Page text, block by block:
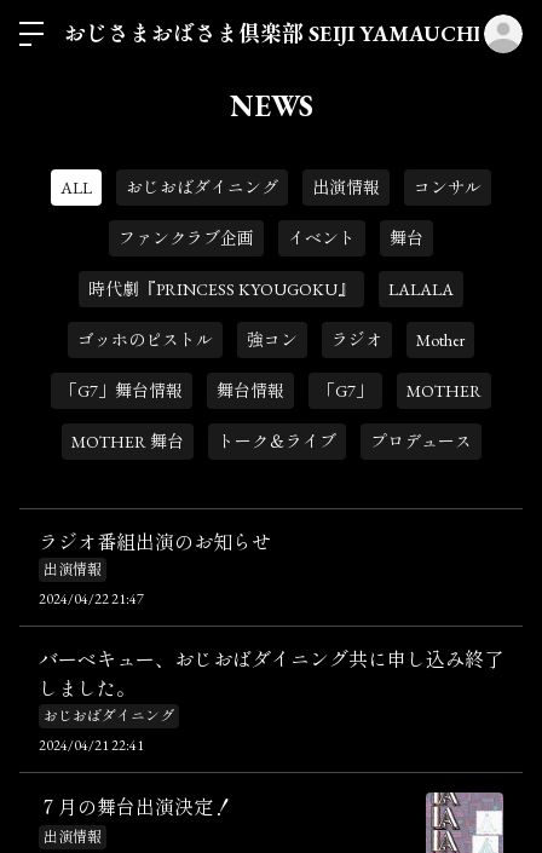
おじさまおばさま倶楽部 SEIJI YAMAUCHI
NEWS
ALL おじおばダイニング 出演情報 コンサル
ファンクラブ企画 イベント 舞台
時代劇『PRINCESS KYOUGOKU』 LALALA
ゴッホのピストル 強コン ラジオ Mother
「G7」舞台情報 舞台情報 「G7」 MOTHER
MOTHER 舞台 トーク＆ライブ プロデュース
ラジオ番組出演のお知らせ
出演情報
2024/04/22 21:47
バーベキュー、おじおばダイニング共に申し込み終了
しました。
おじおばダイニング
2024/04/21 22:41
７月の舞台出演決定！
出演情報